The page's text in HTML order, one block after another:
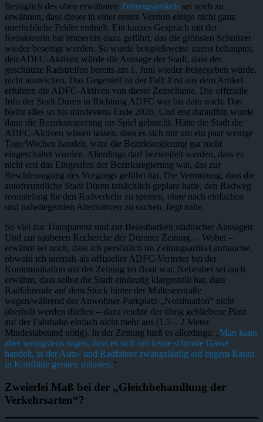
Bezüglich des oben erwähnten Zeitungsartikels sei noch zu
erwähnen, dass dieser in einer ersten Version einige nicht ganz
unerhebliche Fehler enthielt. Ein kurzes Gespräch mit der
Redakteurin hat immerhin dazu geführt, das die gröbsten Schnitzer
wieder beseitigt wurden. So wurde beispielsweise zuerst behauptet,
den ADFC-Aktiven würde die Aussage der Stadt, dass der
geschützte Radstreifen bereits am 1. Juni wieder freigegeben würde,
nicht ausreichen. Das Gegenteil ist der Fall: Erst aus dem Artikel
erfuhren die ADFC-Aktiven von dieser Zeitschiene. Die offizielle
Info der Stadt Düren in Richtung ADFC war bis dato noch: Das
bleibt alles so bis mindestens Ende 2026. Und erst daraufhin wurde
dann die Bezirksregierung ins Spiel gebracht. Hätte die Stadt die
ADFC-Aktiven wissen lassen, dass es sich nur um ein paar wenige
Tage/Wochen handelt, wäre die Bezirksregierung gar nicht
eingeschaltet worden. Allerdings darf bezweifelt werden, dass es
nicht erst das Eingreifen der Bezirksregierung war, das zur
Beschleunigung des Vorgangs geführt hat. Die Vermutung, dass die
autofreundliche Stadt Düren tatsächlich geplant hatte, den Radweg
monatelang für den Radverkehr zu sperren, ohne nach einfachen
und naheliegenden Alternativen zu suchen, liegt nahe.
So viel zur Transparenz und zur Belastbarkeit städtischer Aussagen.
Und zur sauberen Recherche der Dürener Zeitung… Wobei –
erwähnt sei noch, dass ich persönlich im Zeitungsartikel auftauche,
obwohl ich niemals als offizieller ADFC-Vertreter bei der
Kommunikation mit der Zeitung im Boot war. Nebenbei sei auch
erwähnt, dass selbst die Stadt eindeutig klargestellt hat, dass
Radfahrende auf dem Stück hinter der Malteserstraße
wegen/während der Anwohner-Parkplatz-„Notsituation“ nicht
überholt werden dürften – dazu reichte der übrig gebliebene Platz
auf der Fahrbahn einfach nicht mehr aus (1.5 – 2 Meter
Mindestabstand nötig). In der Zeitung hieß es allerdings: „Man kann
aber wenigstens sagen, dass es sich um keine schmale Gasse
handelt, in der Auto- und Radfahrer zwangsläufig auf engem Raum
in Konflikte geraten müssten.“
Zweierlei Maß bei der „Gleichbehandlung der
Verkehrsarten“?